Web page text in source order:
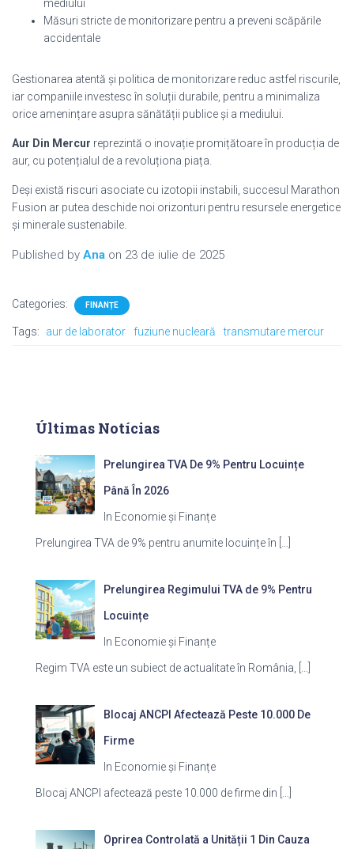
mediului
Măsuri stricte de monitorizare pentru a preveni scăpările
accidentale
Gestionarea atentă și politica de monitorizare reduc astfel riscurile,
iar companiile investesc în soluții durabile, pentru a minimaliza
orice amenințare asupra sănătății publice și a mediului.
Aur Din Mercur reprezintă o inovație promițătoare în producția de
aur, cu potențialul de a revoluționa piața.
Deși există riscuri asociate cu izotopii instabili, succesul Marathon
Fusion ar putea deschide noi orizonturi pentru resursele energetice
și minerale sustenabile.
Published by Ana on 23 de iulie de 2025
Categories: FINANȚE
Tags: aur de laborator fuziune nucleară transmutare mercur
Últimas Notícias
Prelungirea TVA De 9% Pentru Locuințe
Până În 2026
In Economie și Finanțe
Prelungirea TVA de 9% pentru anumite locuințe în
Prelungirea Regimului TVA de 9% Pentru
Locuințe
In Economie și Finanțe
Regim TVA este un subiect de actualitate în România,
Blocaj ANCPI Afectează Peste 10.000 De
Firme
In Economie și Finanțe
Blocaj ANCPI afectează peste 10.000 de firme din
Oprirea Controlată a Unității 1 Din Cauza